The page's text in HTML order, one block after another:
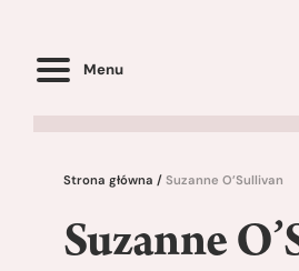
Menu
Strona główna / Suzanne O’Sullivan
Suzanne